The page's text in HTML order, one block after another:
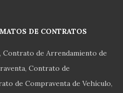
DE CONTRATOS
Contrato de Arrendamiento de
Contrato de
de Compraventa de Vehículo